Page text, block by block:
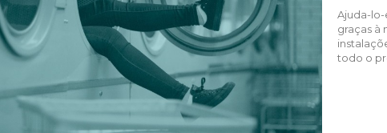
Ajuda-lo-
graças à
todo o